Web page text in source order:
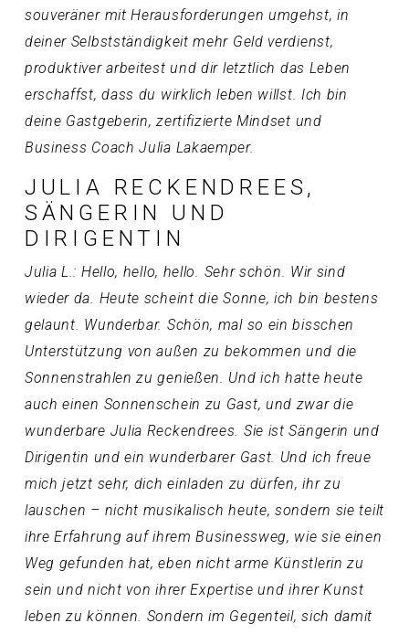
souveräner mit Herausforderungen umgehst, in
deiner Selbstständigkeit mehr Geld verdienst,
produktiver arbeitest und dir letztlich das Leben
erschaffst, dass du wirklich leben willst. Ich bin
deine Gastgeberin, zertifizierte Mindset und
Business Coach Julia Lakaemper.
JULIA RECKENDREES,
SÄNGERIN UND
DIRIGENTIN
Julia L.: Hello, hello, hello. Sehr schön. Wir sind
wieder da. Heute scheint die Sonne, ich bin bestens
gelaunt. Wunderbar. Schön, mal so ein bisschen
Unterstützung von außen zu bekommen und die
Sonnenstrahlen zu genießen. Und ich hatte heute
auch einen Sonnenschein zu Gast, und zwar die
wunderbare Julia Reckendrees. Sie ist Sängerin und
Dirigentin und ein wunderbarer Gast. Und ich freue
mich jetzt sehr, dich einladen zu dürfen, ihr zu
lauschen – nicht musikalisch heute, sondern sie teilt
ihre Erfahrung auf ihrem Businessweg, wie sie einen
Weg gefunden hat, eben nicht arme Künstlerin zu
sein und nicht von ihrer Expertise und ihrer Kunst
leben zu können. Sondern im Gegenteil, sich damit